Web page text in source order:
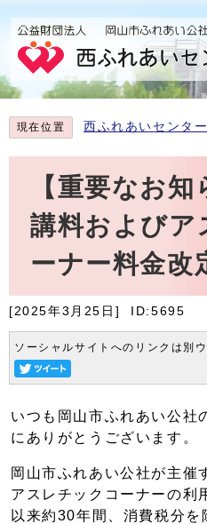
現在位置 西ふれあいセンター
【重要なお
講料およびア
ーナー料金改
[2025年3月25日] ID:5695
ソーシャルサイトへのリンクは別
いつも岡山市ふれあい公社
にありがとうございます。
岡山市ふれあい公社が主催
アスレチックコーナーの利
以来約30年間、消費税分